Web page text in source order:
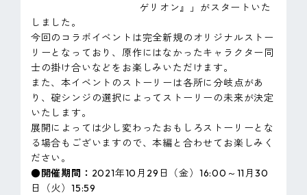
ゲリオン』」がスタートいた
しました。
今回のコラボイベントは完全新規のオリジナルストー
リーとなっており、原作にはなかったキャラクター同
士の掛け合いなどをお楽しみいただけます。
また、本イベントのストーリーは各所に分岐点があ
り、碇シンジの選択によってストーリーの未来が決定
いたします。
展開によっては少し変わったおもしろストーリーとな
る場合もございますので、本編と合わせてお楽しみく
ださい。
●開催期間： 2021年10月29日（金）16:00～11月30
日（火）15:59